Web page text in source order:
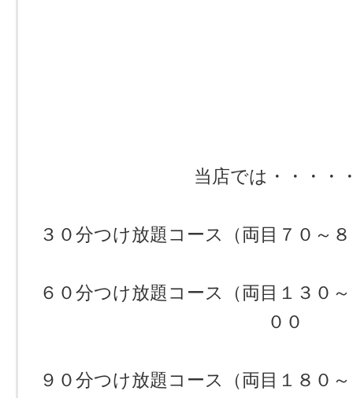
当店では・・・・
３０分つけ放題コース（両目７０～
６０分つけ放題コース（両目１３０
００
９０分つけ放題コース（両目１８０